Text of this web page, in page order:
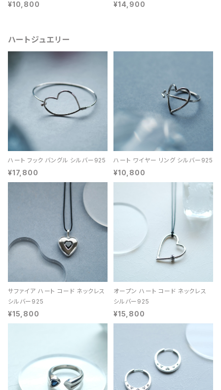
ディース ユニセックス
¥10,800 ¥14,900
ハートジュエリー
ハート フック バングル シルバー925
¥17,800
ハート ワイヤー リング シルバー925
¥10,800
サファイア ハート コード ネックレス
シルバー925
¥15,800
オープン ハート コード ネックレス
シルバー925
¥15,800